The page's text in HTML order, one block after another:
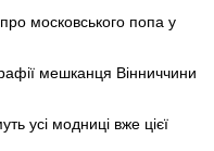
московського попа у
мешканця Вінниччини
усі модниці вже цієї